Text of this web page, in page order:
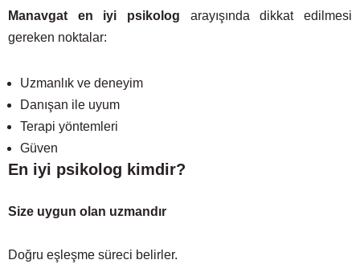
Manavgat en iyi psikolog arayışında dikkat edilmesi
gereken noktalar:
Uzmanlık ve deneyim
Danışan ile uyum
Terapi yöntemleri
Güven
En iyi psikolog kimdir?
Size uygun olan uzmandır
Doğru eşleşme süreci belirler.